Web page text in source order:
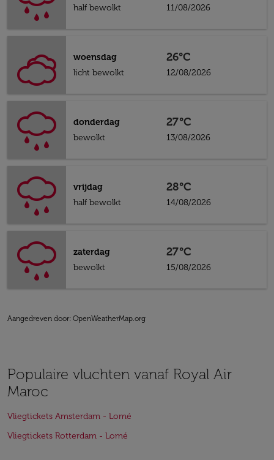
half bewolkt
11/08/2026
woensdag
licht bewolkt
26°C
12/08/2026
donderdag
bewolkt
27°C
13/08/2026
vrijdag
half bewolkt
28°C
14/08/2026
zaterdag
bewolkt
27°C
15/08/2026
Aangedreven door: OpenWeatherMap.org
Populaire vluchten vanaf Royal Air
Maroc
Vliegtickets Amsterdam - Lomé
Vliegtickets Rotterdam - Lomé